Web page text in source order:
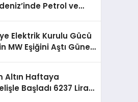
Petrol ve
Elektrik Kurulu Gücü
MW Eşiğini Aştı Güneş
Altın Haftaya
Başladı 6237 Lirayı